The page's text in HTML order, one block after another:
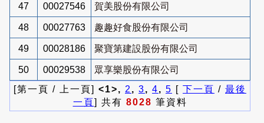
47 00027546 賀美股份有限公司
48 00027763 趣趣好食股份有限公司
49 00028186 聚寶第建設股份有限公司
50 00029538
眾享樂股份有限公司
[第一頁 / 上一頁] <1>, 2 , 3, 4, 5 [ 下一頁 / 最後
一頁] 共有 8028 筆資料